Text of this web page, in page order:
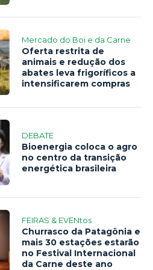
Mercado do Boi e da Carne
Oferta restrita de
animais e redução dos
abates leva frigoríficos a
intensificarem compras
DEBATE
Bioenergia coloca o agro
no centro da transição
energética brasileira
FEIRAS & EVENtos
Churrasco da Patagônia e
mais 30 estações estarão
no Festival Internacional
da Carne deste ano